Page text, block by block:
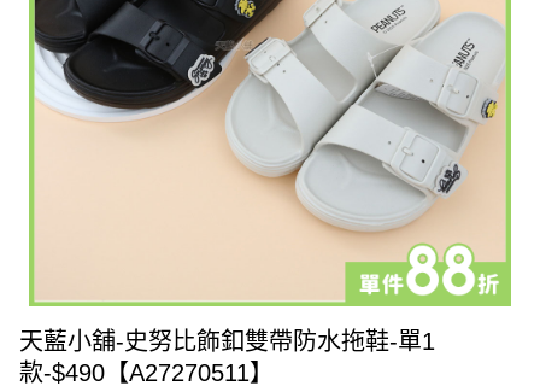
天藍小舖-史努比飾釦雙帶防水拖鞋-單1
款-$490【A27270511】